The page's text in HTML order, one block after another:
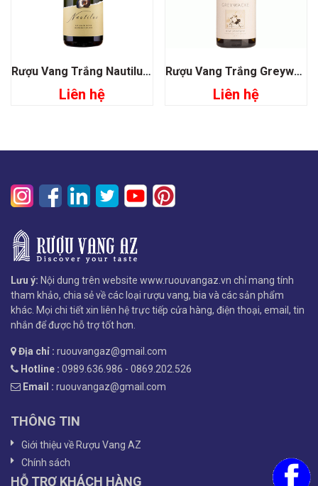
Rượu Vang Trắng Nautilus Chardonnay
Liên hệ
Rượu Vang Trắng Greywacke Wild Sauvignon
Liên hệ
Lưu ý: Nội dung trên website www.ruouvangaz.vn chỉ mang tính
tham khảo, chia sẻ về các loại rượu vang, bia và các sản phẩm
khác. Mọi chi tiết xin liên hệ trực tiếp cửa hàng, điện thoại, email, tin
nhắn để được hỗ trợ tốt hơn.
Địa chỉ : ruouvangaz@gmail.com
Hotline : 0989.636.986 - 0869.202.526
Email : ruouvangaz@gmail.com
THÔNG TIN
Giới thiệu về Rượu Vang AZ
Chính sách
HỖ TRỢ KHÁCH HÀNG